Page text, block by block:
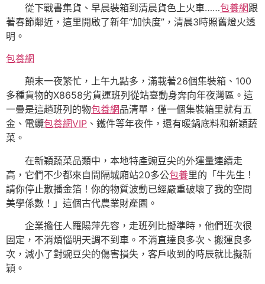
從下戰書集貨、早晨裝箱到清晨貨色上火車……包養網跟
著春節鄰近，這里開啟了新年“加快度”，清晨3時照舊燈火透
明。
包養網
顛末一夜繁忙，上午九點多，滿載著26個集裝箱、100
多種貨物的X8658劣貨運班列從站臺動身奔向年夜灣區。這
一疊是這趟班列的物包養網品清單，僅一個集裝箱里就有五
金、電纜包養網VIP 、鐵件等年夜件，還有暖鍋底料和新穎蔬
菜。
在新穎蔬菜品類中，本地特產豌豆尖的外運量連續走
高，它們不少都來自間隔城廂站20多公包養里的「牛先生！
請你停止散播金箔！你的物質波動已經嚴重破壞了我的空間
美學係數！」這個古代農業財產園。
企業擔任人羅陽萍先容，走班列比擬準時，他們班次很
固定，不消煩惱明天調不到車。不消直達良多次、搬運良多
次，減小了對豌豆尖的傷害損失，客戶收到的時辰就比擬新
穎。